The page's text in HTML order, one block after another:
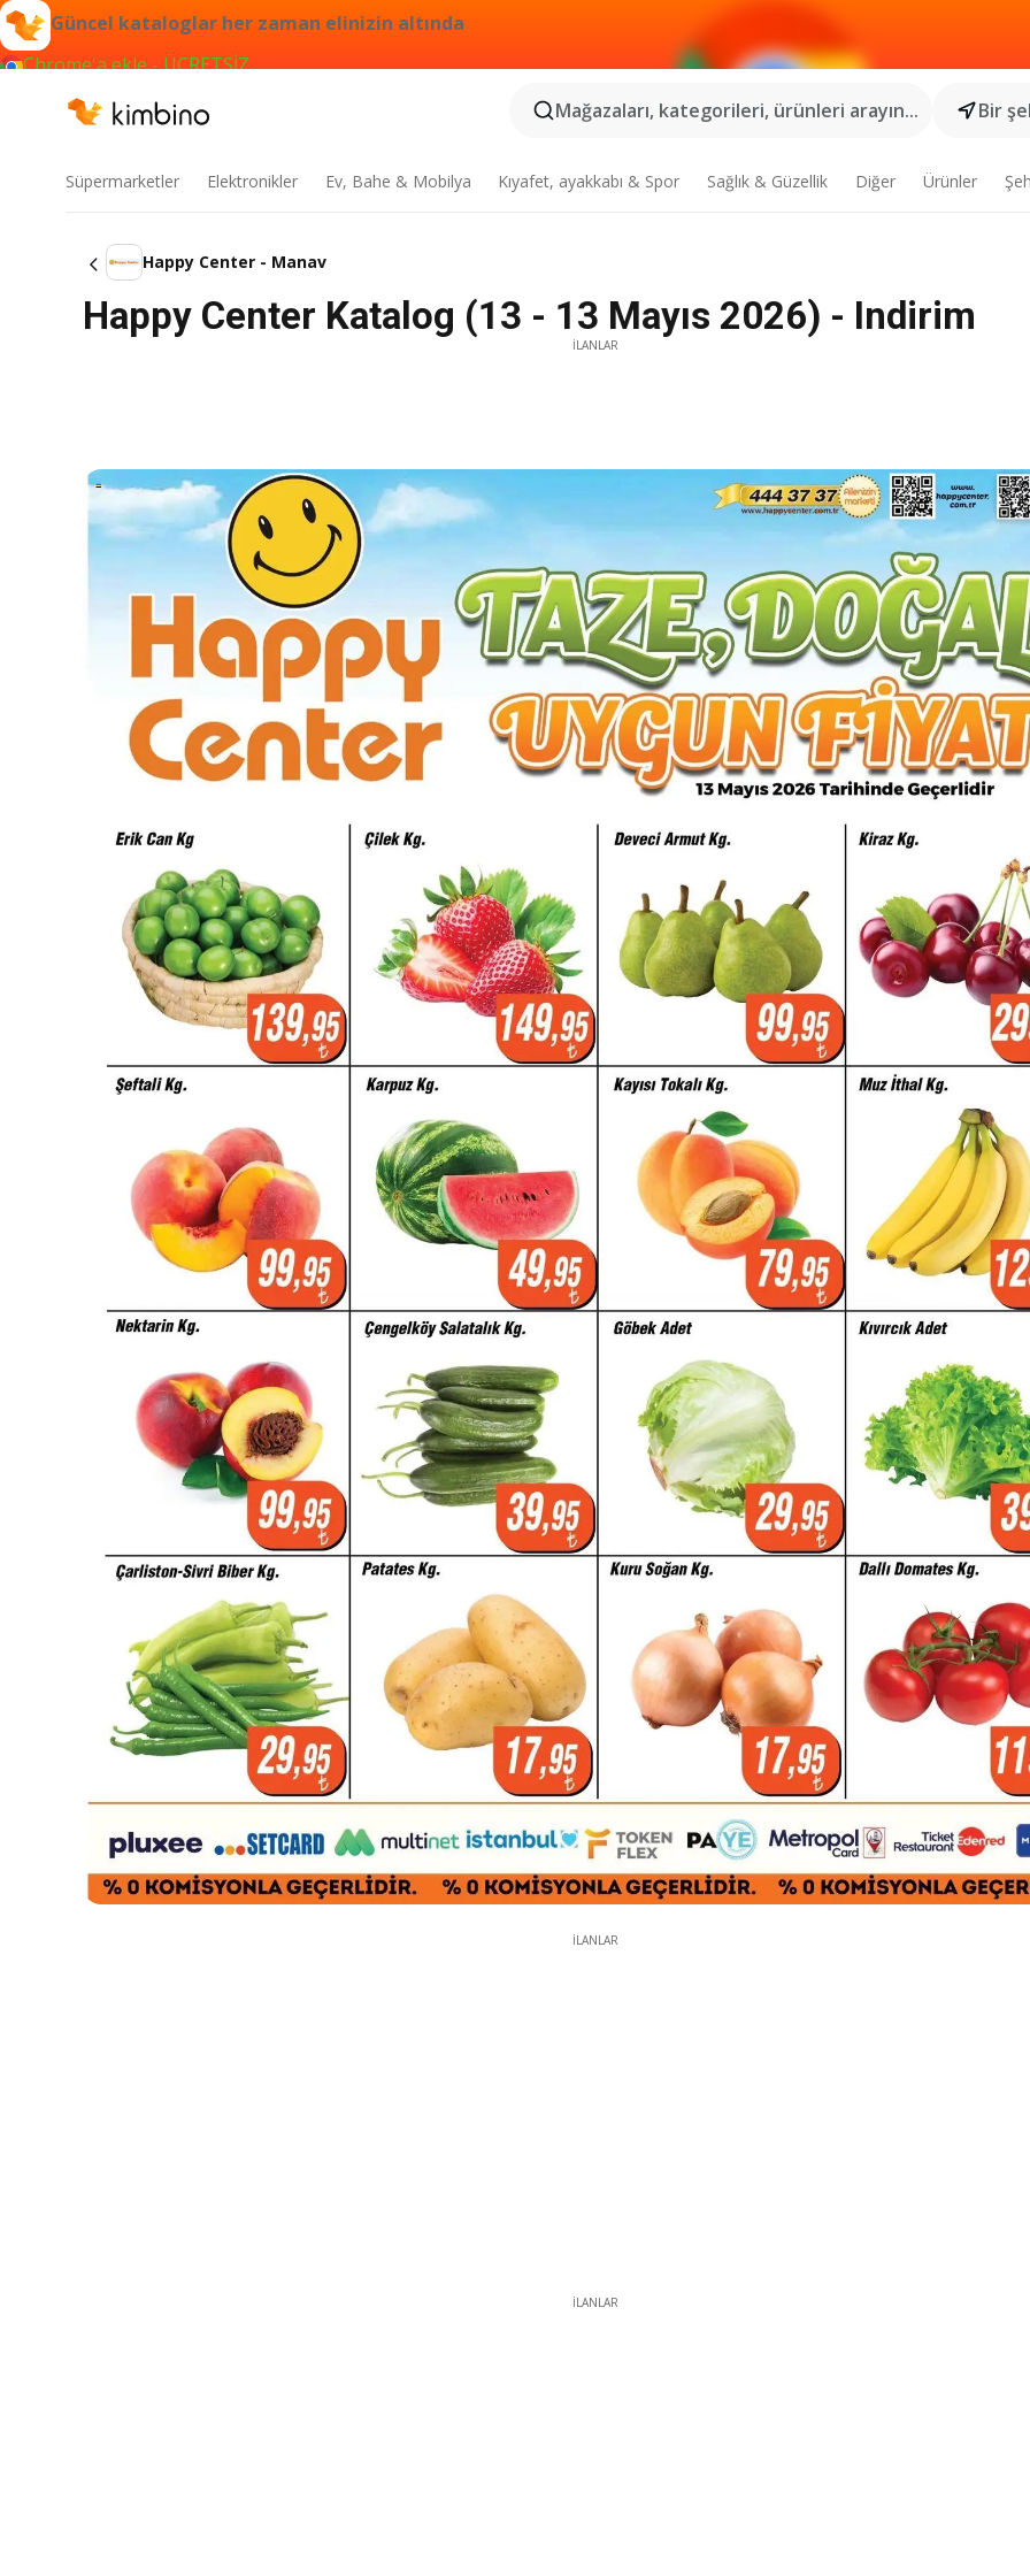
Güncel kataloglar her zaman elinizin altında
Chrome'a ekle - ÜCRETSİZ
Mağazaları, kategorileri, ürünleri arayın...
Bir
Süpermarketler Elektronikler Ev, Bahe & Mobilya Kıyafet, ayakkabı & Spor Sağlık & Güzellik Diğer Ürünler
Happy Center - Manav
Happy Center Katalog (13 - 13 Mayıs 2026) - Indirim
İLANLAR
İLANLAR
İLANLAR